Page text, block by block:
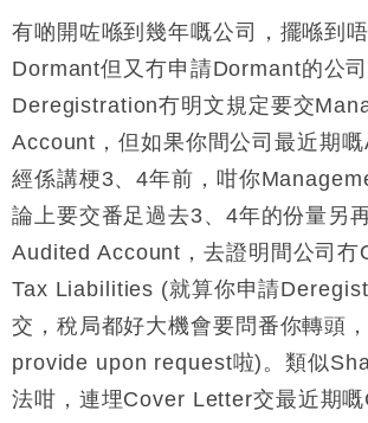
有啲開咗喺到幾年嘅公司，擺喺到
Dormant但又冇申請Dormant的公司
Deregistration冇明文規定要交
Account，但如果你間公司最近期
經係講梗3、4年前，咁你
論上要交番足過去3、4年的份量另
Audited Account，去證明間公司冇
Tax Liabilities (就算你申請
交，稅局都好大機會要問番你轉頭
provide upon request啦)。類似
法咁，連埋Cover Letter交最近期